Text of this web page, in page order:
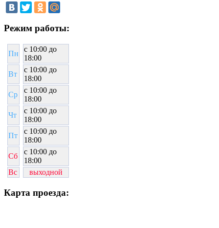
Режим работы:
Пн
c 10:00 до
18:00
Вт
c 10:00 до
18:00
Ср
c 10:00 до
18:00
Чт
c 10:00 до
18:00
Пт
c 10:00 до
18:00
Сб
c 10:00 до
18:00
Вс
выходной
Карта проезда: